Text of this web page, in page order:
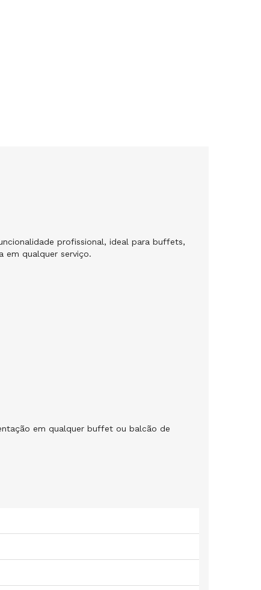
profissional, ideal para buffets,
em qualquer serviço.
em qualquer buffet ou balcão de